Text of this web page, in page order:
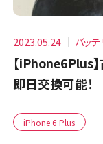
2023.05.24 バッ
【iPhone6Plus
即日交換可能！
iPhone 6 Plus